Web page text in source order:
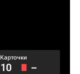
Карточки
10 –